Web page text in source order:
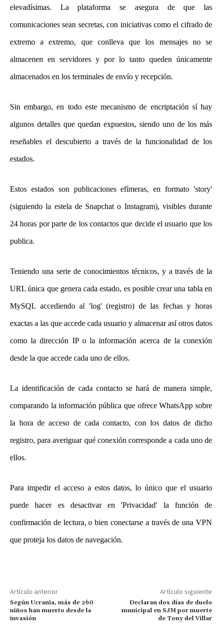
elevadísimas. La plataforma se asegura de que las
comunicaciones sean secretas, con iniciativas como el cifrado de
extremo a extremo, que conlleva que los mensajes no se
almacenen en servidores y por lo tanto queden únicamente
almacenados en los terminales de envío y recepción.
Sin embargo, en todo este mecanismo de encriptación sí hay
algunos detalles que quedan expuestos, siendo uno de los más
reseñables el descubierto a través de la funcionalidad de los
estados.
Estos estados son publicaciones efímeras, en formato 'story'
(siguiendo la estela de Snapchat o Instagram), visibles durante
24 horas por parte de los contactos que decide el usuario que los
publica.
Teniendo una serie de conocimientos técnicos, y a través de la
URL única que genera cada estado, es posible crear una tabla en
MySQL accediendo al 'log' (registro) de las fechas y horas
exactas a las que accede cada usuario y almacenar así otros datos
como la dirección IP o la información acerca de la conexión
desde la que accede cada uno de ellos.
La identificación de cada contacto se hará de manera simple,
comparando la información pública que ofrece WhatsApp sobre
la hora de acceso de cada contacto, con los datos de dicho
registro, para averiguar qué conexión corresponde a cada uno de
ellos.
Para impedir el acceso a estos datos, lo único que el usuario
puede hacer es desactivar en 'Privacidad' la función de
confirmación de lectura, o bien conectarse a través de una VPN
que proteja los datos de navegación.
Artículo anterior
Según Ucrania, más de 260
niños han muerto desde la
invasión
Artículo siguiente
Declaran dos días de duelo
municipal en SJM por muerte
de Tony del Villar